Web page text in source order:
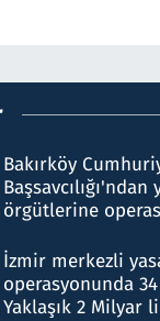
Bakırköy
örgütlerine
İzmir merkezli
operasyonunda 34
Yaklaşık 2 Milyar